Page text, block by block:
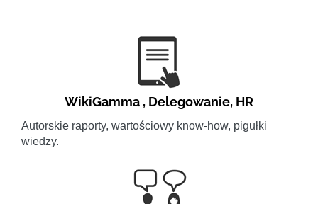
WikiGamma , Delegowanie, HR
Autorskie raporty, wartościowy know-how, pigułki
wiedzy.